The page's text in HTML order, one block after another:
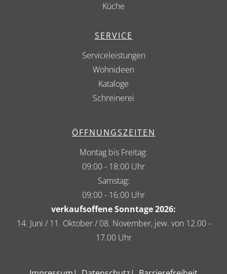
Küche
SERVICE
Serviceleistungen
Wohnideen
Kataloge
Schreinerei
ÖFFNUNGSZEITEN
Montag bis Freitag:
09:00 - 18:00 Uhr
Samstag:
09:00 - 16:00 Uhr
verkaufsoffene Sonntage 2026:
14. Juni / 11. Oktober / 08. November, jew. von 12.00 -
17.00 Uhr